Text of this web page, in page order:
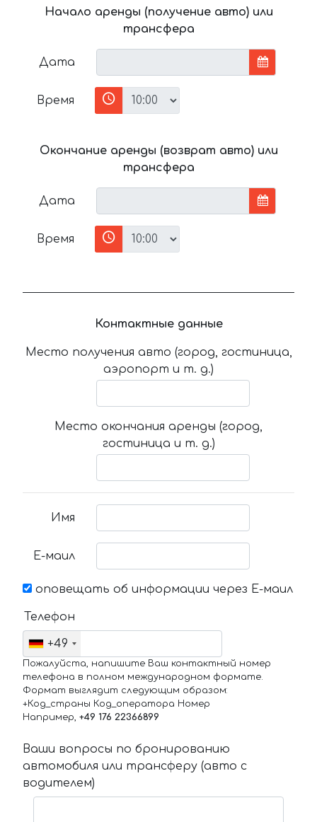
Начало аренды (получение авто) или
трансфера
Дата
Время
Окончание аренды (возврат авто) или
трансфера
Дата
Время
Контактные данные
Место получения авто (город, гостиница,
аэропорт и т. д.)
Место окончания аренды (город,
гостиница и т. д.)
Имя
Е-маил
оповещать об информации через Е-маил
Телефон
+49
Пожалуйста, напишите Ваш контактный номер
телефона в полном международном формате.
Формат выглядит следующим образом:
+Код_страны Код_оператора Номер
Например, +49 176 22366899
Ваши вопросы по бронированию
автомобиля или трансферу (авто с
водителем)